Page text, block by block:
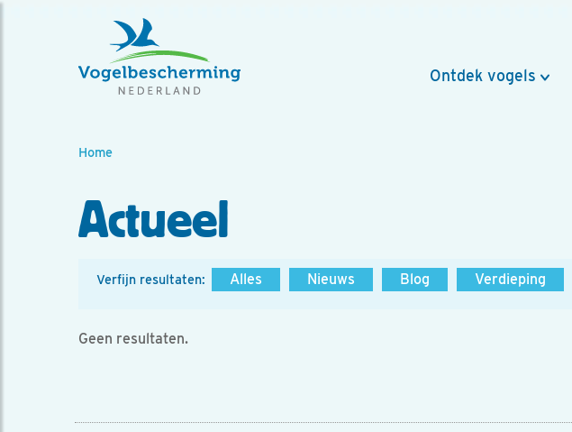
Ontdek vogels
Home
Actueel
Verfijn resultaten: Alles Nieuws Blog Verdieping
Geen resultaten.